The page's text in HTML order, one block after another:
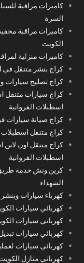
كاميرات مراقبة
السرة
كاميرات مراقبة
الكويت
كاميرات منزلية
كراج بنشر متنقل في
كراج تصليح سيارات
كراج سيارات متنقل
اسطبلات الفروانية
كراج صيانة سيارات
كراج متنقل اسطبلات
كراج متنقل اون لاين
اسطبلات الفروانية
كرين ونش خدمة
الشهداء
كهرباء سيارات
كهربائي سيارات الكويت -
كهربائي سيارات الكويت
كهربائي سيارات
كهربائي سيارات
كهربائي منازل الكويت